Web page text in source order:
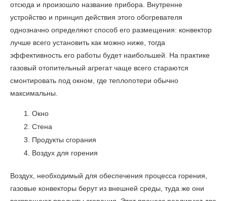
отсюда и произошло название прибора. Внутренне
устройство и принцип действия этого обогревателя
однозначно определяют способ его размещения: конвектор
лучше всего установить как можно ниже, тогда
эффективность его работы будет наибольшей. На практике
газовый отопительный агрегат чаще всего стараются
смонтировать под окном, где теплопотери обычно
максимальны.
Окно
Стена
Продукты сгорания
Воздух для горения
Воздух, необходимый для обеспечения процесса горения,
газовые конвекторы берут из внешней среды, туда же они